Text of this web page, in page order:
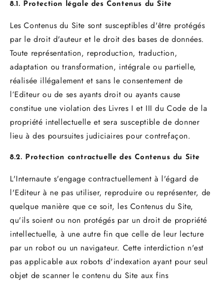
8.1. Protection légale des Contenus du Site
Les Contenus du Site sont susceptibles d'être protégés
par le droit d'auteur et le droit des bases de données.
Toute représentation, reproduction, traduction,
adaptation ou transformation, intégrale ou partielle,
réalisée illégalement et sans le consentement de
l’Editeur ou de ses ayants droit ou ayants cause
constitue une violation des Livres I et III du Code de la
propriété intellectuelle et sera susceptible de donner
lieu à des poursuites judiciaires pour contrefaçon.
8.2. Protection contractuelle des Contenus du Site
L'Internaute s'engage contractuellement à l'égard de
l'Editeur à ne pas utiliser, reproduire ou représenter, de
quelque manière que ce soit, les Contenus du Site,
qu'ils soient ou non protégés par un droit de propriété
intellectuelle, à une autre fin que celle de leur lecture
par un robot ou un navigateur. Cette interdiction n'est
pas applicable aux robots d'indexation ayant pour seul
objet de scanner le contenu du Site aux fins